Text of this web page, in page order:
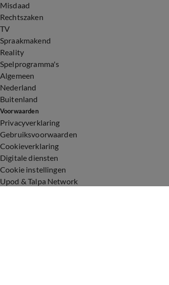
Misdaad
Rechtszaken
TV
Spraakmakend
Reality
Spelprogramma's
Algemeen
Nederland
Buitenland
Voorwaarden
Privacyverklaring
Gebruiksvoorwaarden
Cookieverklaring
Digitale diensten
Cookie instellingen
Upod & Talpa Network